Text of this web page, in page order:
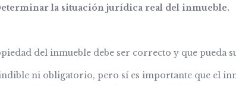
la situación jurídica real del inmueble.
del inmueble debe ser correcto y que pueda
ni obligatorio, pero sí es importante que el